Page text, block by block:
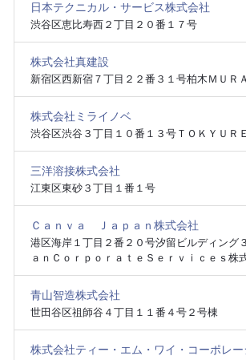
日本テクニカル・サービス株式会社
渋谷区恵比寿西２丁目２０番１７号
株式会社真建設
新宿区西新宿７丁目２２番３１号柏木ＭＵＲ
株式会社ミライノベ
渋谷区渋谷３丁目１０番１３号ＴＯＫＹＵＲ
三洋溶接株式会社
江東区東砂３丁目１番１号
Ｃａｎｖａ Ｊａｐａｎ株式会社
港区海岸１丁目２番２０号汐留ビルディング
ａｎＣｏｒｐｏｒａｔｅＳｅｒｖｉｃｅｓ株
青山智造株式会社
世田谷区祖師谷４丁目１１番４号２号棟
株式会社ティー・エム・ワイ・コーポレー